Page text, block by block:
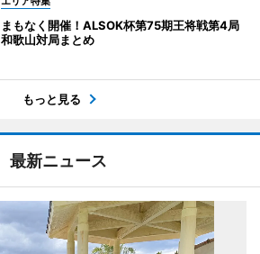
まもなく開催！ALSOK杯第75期王将戦第4局
和歌山対局まとめ
もっと見る
最新ニュース